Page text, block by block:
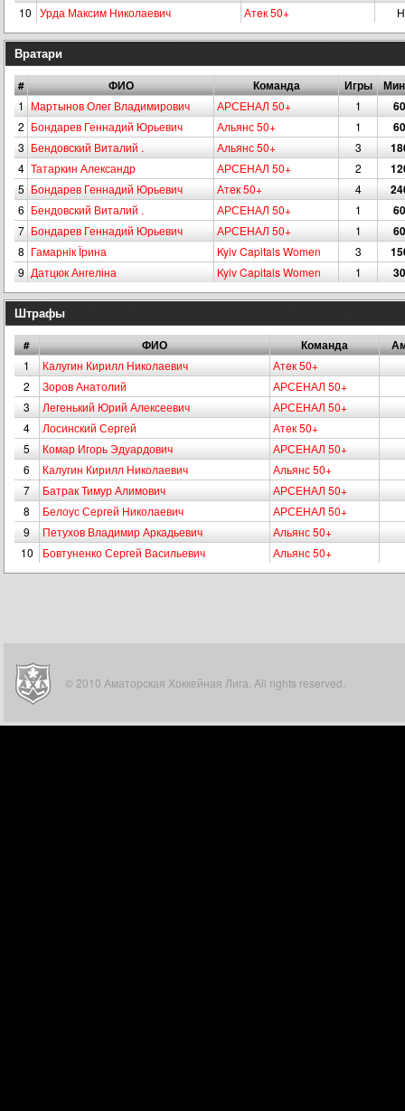
10 Урда Максим Николаевич Атeк 50+
Вратари
# ФИО Команда Игры
1 Мартынов Олег Владимирович АРСЕНАЛ 50+ 1 60
2 Бондарев Геннадий Юрьевич Альянс 50+ 1 60
3 Бендовский Виталий . Альянс 50+ 3
4 Татаркин Александр АРСЕНАЛ 50+ 2
5 Бондарев Геннадий Юрьевич Атeк 50+ 4
6 Бендовский Виталий . АРСЕНАЛ 50+ 1 60
7 Бондарев Геннадий Юрьевич АРСЕНАЛ 50+ 1 60
8 Гамарнік Їрина Kyiv Capitals Women 3
9 Датцюк Ангеліна Kyiv Capitals Women 1 30
Штрафы
# ФИО Команда
1 Калугин Кирилл Николаевич Атeк 50+
2
Зоров Анатолий АРСЕНАЛ 50+
3
Легенький Юрий Алексеевич АРСЕНАЛ 50+
4
Лосинский Сергей
Атeк 50+
5
Комар Игорь Эдуардович АРСЕНАЛ 50+
6
Калугин Кирилл Николаевич
Альянс 50+
7
Батрак Тимур Алимович АРСЕНАЛ 50+
8
Белоус Сергей Николаевич
АРСЕНАЛ 50+
9
Петухов Владимир Аркадьевич Альянс 50+
10
Бовтуненко Сергей Васильевич Альянс 50+
© 2010 Аматорская Хоккейная Лига. All rights reserved.